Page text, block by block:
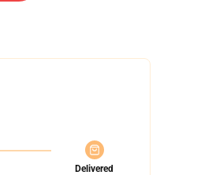
Delivered